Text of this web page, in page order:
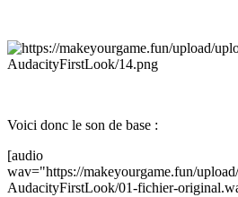
Voici donc le son de base :
[audio
wav="https://makeyourgame.fun/
AudacityFirstLook/01-fichier-